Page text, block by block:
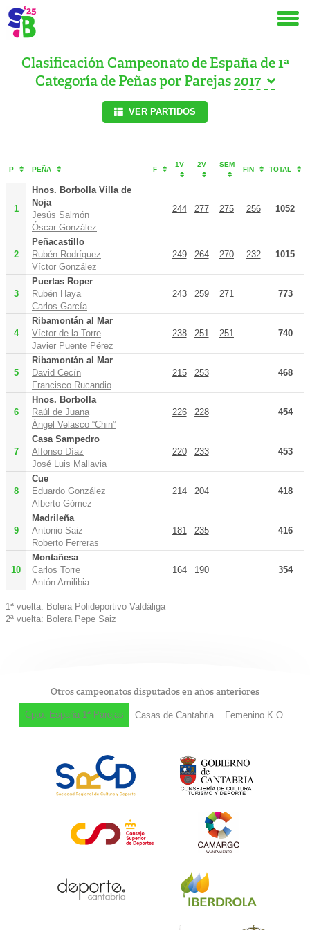
Clasificación Campeonato de España de 1ª
Categoría de Peñas por Parejas
VER PARTIDOS
P PEÑA F
1V 2V SEM
FIN TOTAL
1
Hnos. Borbolla Villa de
Noja
Jesús Salmón
Óscar González
244 277 275 256 1052
2
Peñacastillo
Rubén Rodríguez
Víctor González
249 264 270 232 1015
3
Puertas Roper
Rubén Haya
Carlos García
243 259 271 773
4
Ribamontán al Mar
Víctor de la Torre
Javier Puente Pérez
238 251 251 740
5
Ribamontán al Mar
David Cecín
Francisco Rucandio
215 253 468
6
Hnos. Borbolla
Raúl de Juana
Ángel Velasco “Chin”
226 228 454
7
Casa Sampedro
Alfonso Díaz
José Luis Mallavia
220 233 453
8
Cue
Eduardo González
Alberto Gómez
214 204 418
9
Madrileña
Antonio Saiz
Roberto Ferreras
181 235 416
10
Montañesa
Carlos Torre
Antón Amilibia
164 190 354
1ª vuelta: Bolera Polideportivo Valdáliga
2ª vuelta: Bolera Pepe Saiz
Otros campeonatos disputados en años anteriores
Cpto. España 1ª Parejas Casas de Cantabria Femenino K.O.